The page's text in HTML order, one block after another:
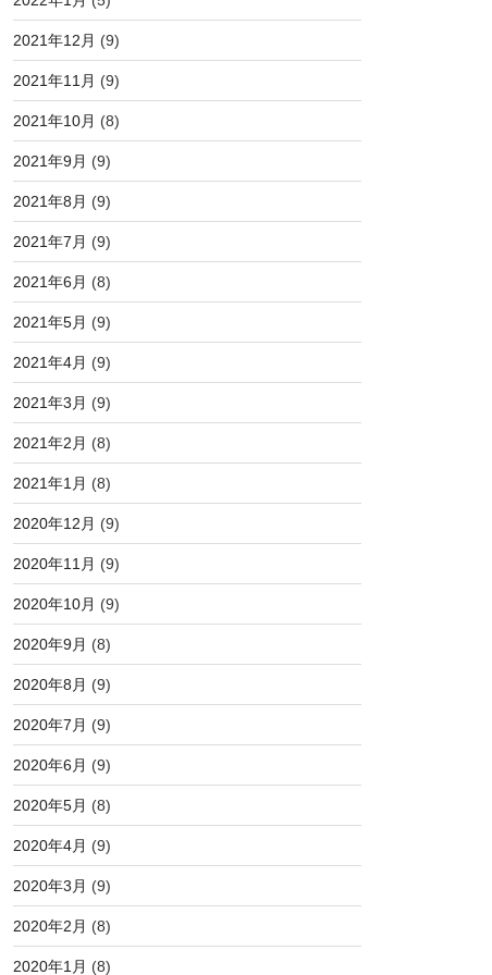
2021年12月 (9)
2021年11月 (9)
2021年10月 (8)
2021年9月 (9)
2021年8月 (9)
2021年7月 (9)
2021年6月 (8)
2021年5月 (9)
2021年4月 (9)
2021年3月 (9)
2021年2月 (8)
2021年1月 (8)
2020年12月 (9)
2020年11月 (9)
2020年10月 (9)
2020年9月 (8)
2020年8月 (9)
2020年7月 (9)
2020年6月 (9)
2020年5月 (8)
2020年4月 (9)
2020年3月 (9)
2020年2月 (8)
2020年1月 (8)